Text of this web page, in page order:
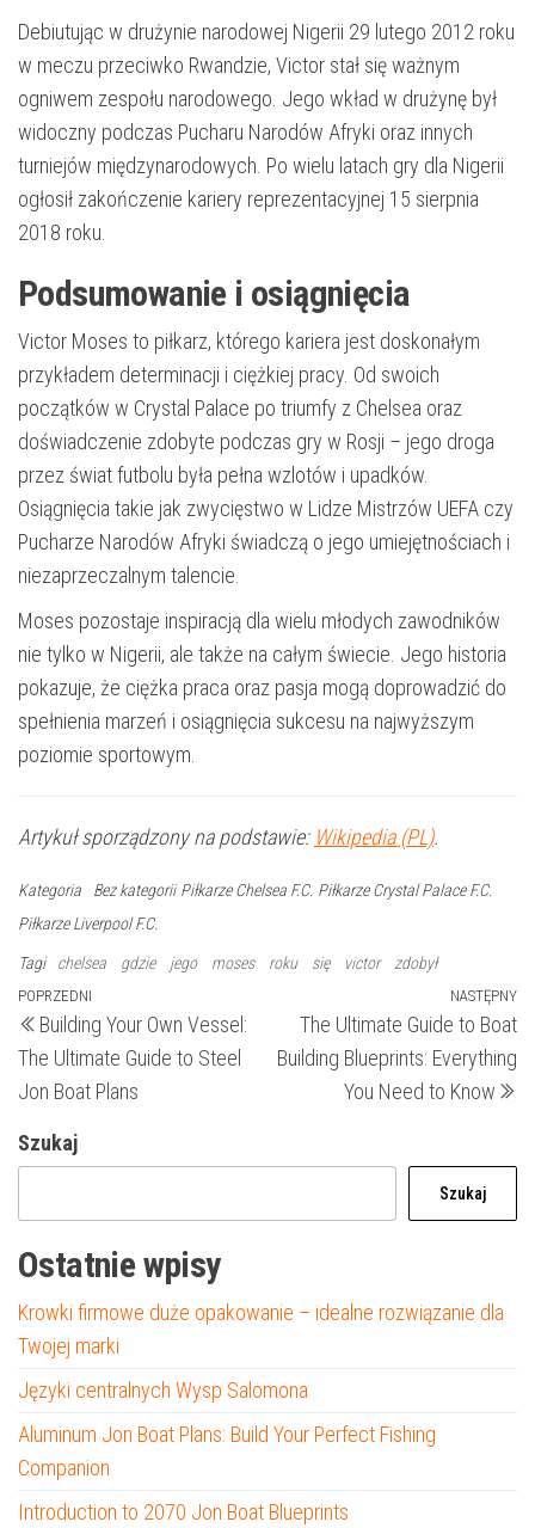
Debiutując w drużynie narodowej Nigerii 29 lutego 2012 roku
w meczu przeciwko Rwandzie, Victor stał się ważnym
ogniwem zespołu narodowego. Jego wkład w drużynę był
widoczny podczas Pucharu Narodów Afryki oraz innych
turniejów międzynarodowych. Po wielu latach gry dla Nigerii
ogłosił zakończenie kariery reprezentacyjnej 15 sierpnia
2018 roku.
Podsumowanie i osiągnięcia
Victor Moses to piłkarz, którego kariera jest doskonałym
przykładem determinacji i ciężkiej pracy. Od swoich
początków w Crystal Palace po triumfy z Chelsea oraz
doświadczenie zdobyte podczas gry w Rosji – jego droga
przez świat futbolu była pełna wzlotów i upadków.
Osiągnięcia takie jak zwycięstwo w Lidze Mistrzów UEFA czy
Pucharze Narodów Afryki świadczą o jego umiejętnościach i
niezaprzeczalnym talencie.
Moses pozostaje inspiracją dla wielu młodych zawodników
nie tylko w Nigerii, ale także na całym świecie. Jego historia
pokazuje, że ciężka praca oraz pasja mogą doprowadzić do
spełnienia marzeń i osiągnięcia sukcesu na najwyższym
poziomie sportowym.
Artykuł sporządzony na podstawie: Wikipedia (PL).
Kategoria Bez kategorii Piłkarze Chelsea F.C. Piłkarze Crystal Palace F.C.
Piłkarze Liverpool F.C.
Tagi chelsea gdzie jego moses roku się victor zdobył
Nawigacja
wpisu
Poprzedni
wpis
POPRZEDNI
Building Your Own Vessel:
The Ultimate Guide to Steel
Jon Boat Plans
NASTĘPNY
The Ultimate Guide to Boat
Building Blueprints: Everything
You Need to Know
Szukaj
Szukaj
Ostatnie wpisy
Krowki firmowe duże opakowanie – idealne rozwiązanie dla
Twojej marki
Języki centralnych Wysp Salomona
Aluminum Jon Boat Plans: Build Your Perfect Fishing
Companion
Introduction to 2070 Jon Boat Blueprints